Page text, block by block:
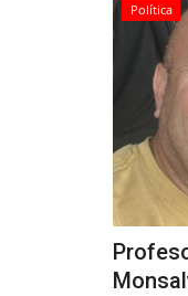
Política